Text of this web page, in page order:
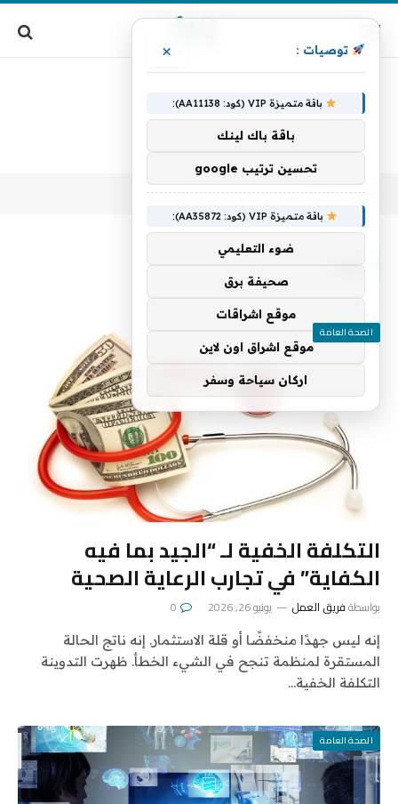
الرئيسية » فيه
فيه
الصحة العامة
التكلفة الخفية لـ “الجيد بما فيه
الكفاية” في تجارب الرعاية الصحية
بواسطةفريق العمل يونيو 26, 2026 0
إنه ليس جهدًا منخفضًا أو قلة الاستثمار. إنه ناتج الحالة
المستقرة لمنظمة تنجح في الشيء الخطأ. ظهرت التدوينة
التكلفة الخفية…
الصحة العامة
توصيات : ×
باقة متميزة VIP (كود: AA11138):
باقة باك لينك
تحسين ترتيب google
باقة متميزة VIP (كود: AA35872):
ضوء التعليمي
صحيفة برق
موقع اشراقات
موقع اشراق اون لاين
اركان سياحة وسفر